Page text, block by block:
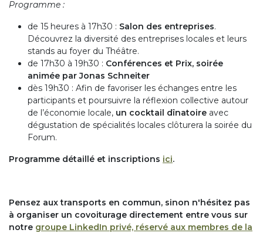
Programme :
de 15 heures à 17h30 : Salon des entreprises.
Découvrez la diversité des entreprises locales et leurs
stands au foyer du Théâtre.
de 17h30 à 19h30 : Conférences et Prix, soirée
animée par Jonas Schneiter
dès 19h30 : Afin de favoriser les échanges entre les
participants et poursuivre la réflexion collective autour
de l’économie locale, un cocktail dînatoire avec
dégustation de spécialités locales clôturera la soirée du
Forum.
Programme détaillé et inscriptions ici.
Pensez aux transports en commun, sinon n'hésitez pas
à organiser un covoiturage directement entre vous sur
notre groupe LinkedIn privé, réservé aux membres de la